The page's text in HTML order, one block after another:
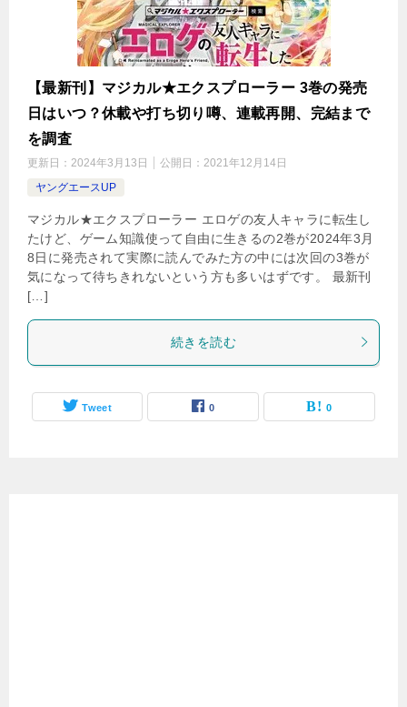
【最新刊】マジカル★エクスプローラー 3巻の発売
日はいつ？休載や打ち切り噂、連載再開、完結まで
を調査
更新日： 2024年3月13日 公開日： 2021年12月14日
ヤングエースUP
マジカル★エクスプローラー エロゲの友人キャラに転生し
たけど、ゲーム知識使って自由に生きるの2巻が2024年3月
8日に発売されて実際に読んでみた方の中には次回の3巻が
気になって待ちきれないという方も多いはずです。 最新刊
[…]
続きを読む
Tweet 0 0